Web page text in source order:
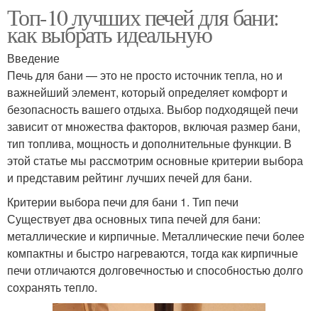
Топ-10 лучших печей для бани:
как выбрать идеальную
Введение
Печь для бани — это не просто источник тепла, но и
важнейший элемент, который определяет комфорт и
безопасность вашего отдыха. Выбор подходящей печи
зависит от множества факторов, включая размер бани,
тип топлива, мощность и дополнительные функции. В
этой статье мы рассмотрим основные критерии выбора
и представим рейтинг лучших печей для бани.
Критерии выбора печи для бани 1. Тип печи
Существует два основных типа печей для бани:
металлические и кирпичные. Металлические печи более
компактны и быстро нагреваются, тогда как кирпичные
печи отличаются долговечностью и способностью долго
сохранять тепло.